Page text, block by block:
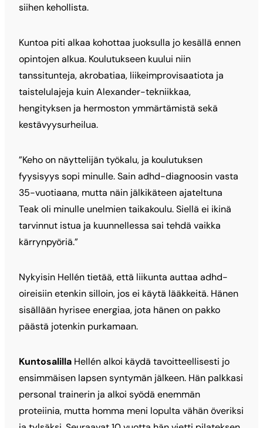
siihen kehollista.
Kuntoa piti alkaa kohottaa juoksulla jo kesällä ennen
opintojen alkua. Koulutukseen kuului niin
tanssitunteja, akrobatiaa, liikeimprovisaatiota ja
taistelulajeja kuin Alexander-tekniikkaa,
hengityksen ja hermoston ymmärtämistä sekä
kestävyysurheilua.
”Keho on näyttelijän työkalu, ja koulutuksen
fyysisyys sopi minulle. Sain adhd-diagnoosin vasta
35-vuotiaana, mutta näin jälkikäteen ajateltuna
Teak oli minulle unelmien taikakoulu. Siellä ei ikinä
tarvinnut istua ja kuunnellessa sai tehdä vaikka
kärrynpyöriä.”
Nykyisin Hellén tietää, että liikunta auttaa adhd-
oireisiin etenkin silloin, jos ei käytä lääkkeitä. Hänen
sisällään hyrisee energiaa, jota hänen on pakko
päästä jotenkin purkamaan.
Kuntosalilla Hellén alkoi käydä tavoitteellisesti jo
ensimmäisen lapsen syntymän jälkeen. Hän palkkasi
personal trainerin ja alkoi syödä enemmän
proteiinia, mutta homma meni lopulta vähän överiksi